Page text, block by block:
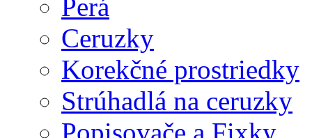
Perá
Ceruzky
Korekčné prostriedky
Strúhadlá na ceruzky
Popisovače a Fixky